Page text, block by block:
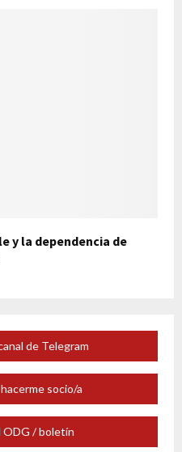
y la dependencia de
de Telegram
socio/a
ODG / boletín